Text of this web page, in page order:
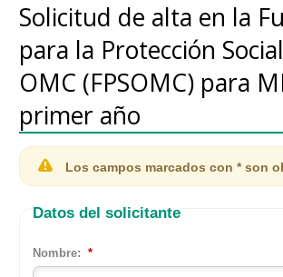
Solicitud de alta en la
para la Protección
OMC (FPSOMC) para
primer año
Los campos marcados con * son
Datos del solicitante
Nombre: *